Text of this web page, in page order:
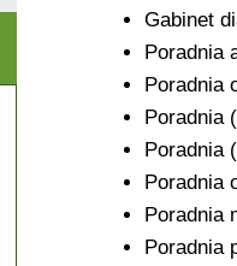
Gabinet
Poradnia
Poradnia
Poradnia
Poradnia
Poradnia
Poradnia
Poradnia